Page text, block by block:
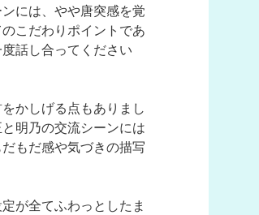
には、やや唐突感を覚
こだわりポイントであ
話し合ってください
かしげる点もありまし
明乃の交流シーンには
もだ感や気づきの描写
が全てふわっとしたま